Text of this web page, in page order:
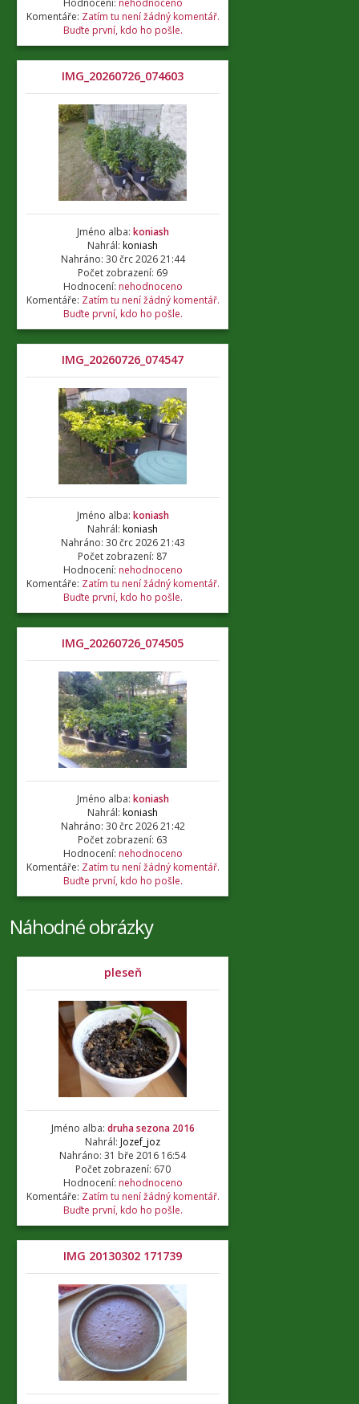
Hodnocení: nehodnoceno
Komentáře: Zatím tu není žádný komentář.
Buďte první, kdo ho pošle.
IMG_20260726_074603
Jméno alba: koniash
Nahrál: koniash
Nahráno: 30 črc 2026 21:44
Počet zobrazení: 69
Hodnocení: nehodnoceno
Komentáře: Zatím tu není žádný komentář.
Buďte první, kdo ho pošle.
IMG_20260726_074547
Jméno alba: koniash
Nahrál: koniash
Nahráno: 30 črc 2026 21:43
Počet zobrazení: 87
Hodnocení: nehodnoceno
Komentáře: Zatím tu není žádný komentář.
Buďte první, kdo ho pošle.
IMG_20260726_074505
Jméno alba: koniash
Nahrál: koniash
Nahráno: 30 črc 2026 21:42
Počet zobrazení: 63
Hodnocení: nehodnoceno
Komentáře: Zatím tu není žádný komentář.
Buďte první, kdo ho pošle.
Náhodné obrázky
pleseň
Jméno alba: druha sezona 2016
Nahrál: Jozef_joz
Nahráno: 31 bře 2016 16:54
Počet zobrazení: 670
Hodnocení: nehodnoceno
Komentáře: Zatím tu není žádný komentář.
Buďte první, kdo ho pošle.
IMG 20130302 171739